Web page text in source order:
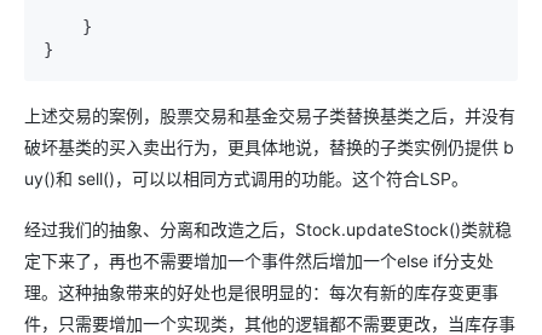
上述交易的案例，股票交易和基金交易子类替换基类之后，并没有
破坏基类的买入卖出行为，更具体地说，替换的子类实例仍提供 b
uy()和 sell()，可以以相同方式调用的功能。这个符合LSP。
经过我们的抽象、分离和改造之后，Stock.updateStock()类就稳
定下来了，再也不需要增加一个事件然后增加一个else if分支处
理。这种抽象带来的好处也是很明显的：每次有新的库存变更事
件，只需要增加一个实现类，其他的逻辑都不需要更改，当库存事